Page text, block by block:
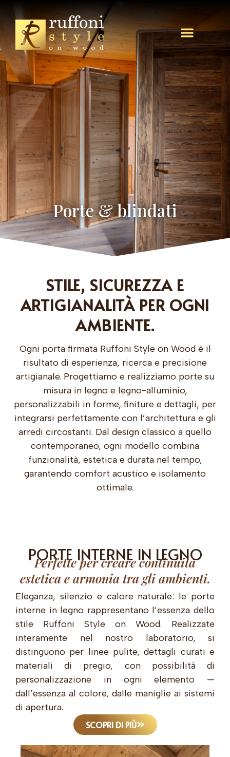
Porte & blindati
STILE, SICUREZZA E
ARTIGIANALITÀ PER OGNI
AMBIENTE.
Ogni porta firmata Ruffoni Style on Wood è il
risultato di esperienza, ricerca e precisione
artigianale. Progettiamo e realizziamo porte su
misura in legno e legno-alluminio,
personalizzabili in forme, finiture e dettagli, per
integrarsi perfettamente con l’architettura e gli
arredi circostanti. Dal design classico a quello
contemporaneo, ogni modello combina
funzionalità, estetica e durata nel tempo,
garantendo comfort acustico e isolamento
ottimale.
PORTE INTERNE IN LEGNO
Perfette per creare continuità
estetica e armonia tra gli ambienti.
Eleganza, silenzio e calore naturale: le porte
interne in legno rappresentano l’essenza dello
stile Ruffoni Style on Wood. Realizzate
interamente nel nostro laboratorio, si
distinguono per linee pulite, dettagli curati e
materiali di pregio, con possibilità di
personalizzazione in ogni elemento —
dall’essenza al colore, dalle maniglie ai sistemi
di apertura.
SCOPRI DI PIÙ